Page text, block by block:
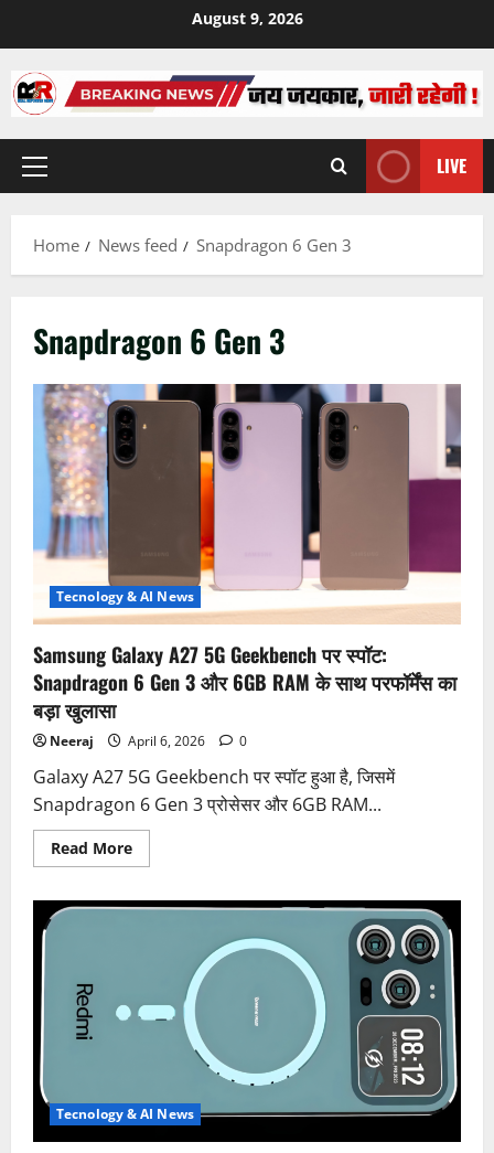
content
August 9, 2026
Primary
LIVE
Home News feed Snapdragon 6 Gen 3
Snapdragon 6 Gen 3
Tecnology & AI News
Samsung Galaxy A27 5G Geekbench पर स्पॉट:
Snapdragon 6 Gen 3 और 6GB RAM के साथ परफॉर्मेंस का
बड़ा खुलासा
Neeraj April 6, 2026 0
Galaxy A27 5G Geekbench पर स्पॉट हुआ है, जिसमें
Snapdragon 6 Gen 3 प्रोसेसर और 6GB RAM...
Read MoreRead
more
Galaxy
Geekbench
Snapdragon
6
के
साथ
परफॉर्मेंस
Tecnology & AI News